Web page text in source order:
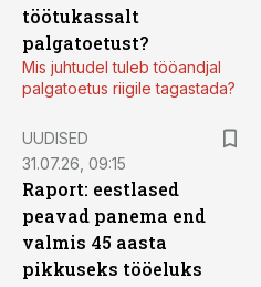
töötukassalt
palgatoetust?
Mis juhtudel tuleb tööandjal
palgatoetus riigile tagastada?
UUDISED
31.07.26, 09:15
Raport: eestlased
peavad panema end
valmis 45 aasta
pikkuseks tööeluks